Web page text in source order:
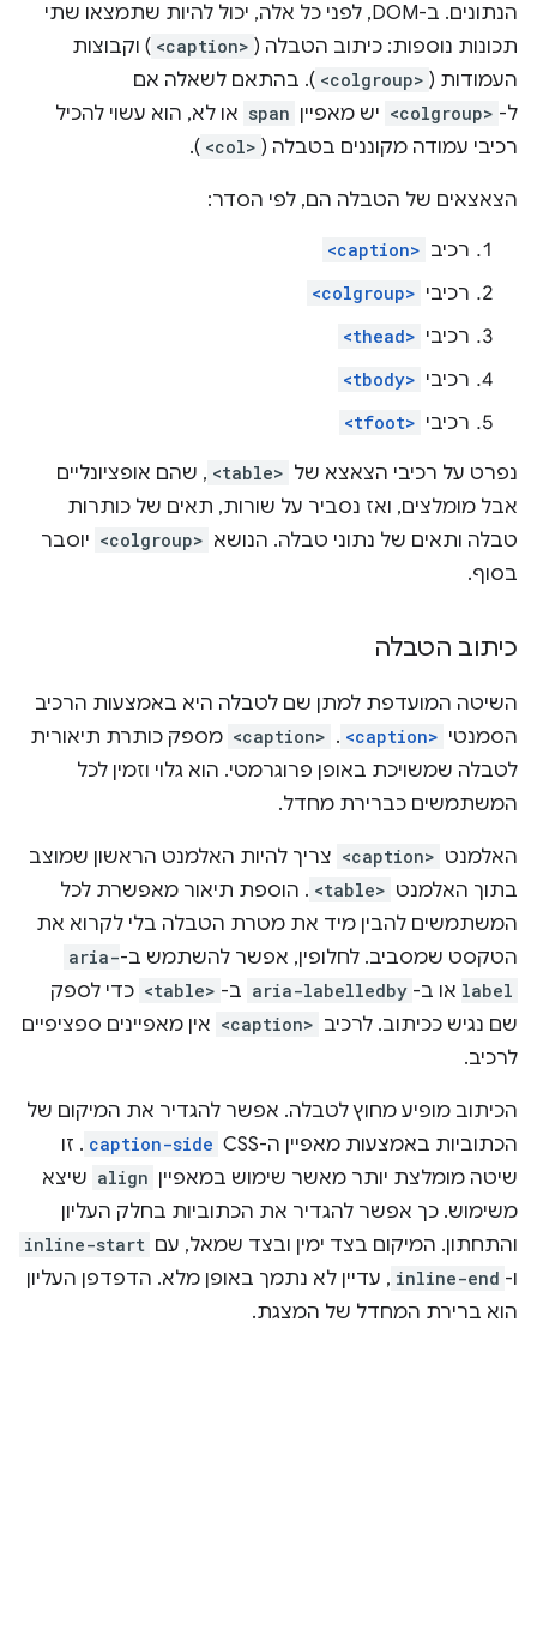
הנתונים. ב-DOM, לפני כל אלה, יכול להיות שתמצאו שתי
תכונות נוספות: כיתוב הטבלה ( <caption> ) וקבוצות
העמודות ( <colgroup> ). בהתאם לשאלה אם
ל- <colgroup> יש מאפיין span או לא, הוא עשוי להכיל
רכיבי עמודה מקוננים בטבלה ( <col>
).
הצאצאים של הטבלה הם, לפי הסדר:
רכיב <caption>
רכיבי <colgroup>
רכיבי <thead>
רכיבי <tbody>
רכיבי <tfoot>
נפרט על רכיבי הצאצא של <table> , שהם אופציונליים
אבל מומלצים, ואז נסביר על שורות, תאים של כותרות
טבלה ותאים של נתוני טבלה. הנושא <colgroup> יוסבר
בסוף.
כיתוב הטבלה
השיטה המועדפת למתן שם לטבלה היא באמצעות הרכיב
הסמנטי <caption>
. ‫
<caption> מספק כותרת תיאורית
לטבלה שמשויכת באופן פרוגרמטי. הוא גלוי וזמין לכל
המשתמשים כברירת מחדל.
האלמנט <caption> צריך להיות האלמנט הראשון שמוצב
בתוך האלמנט <table> . הוספת תיאור מאפשרת לכל
המשתמשים להבין מיד את מטרת הטבלה בלי לקרוא את
הטקסט שמסביב. לחלופין, אפשר להשתמש ב-aria-
label או ב- aria-labelledby ב- <table> כדי לספק
שם נגיש ככיתוב. לרכיב <caption> אין מאפיינים ספציפיים
לרכיב.
הכיתוב מופיע מחוץ לטבלה. אפשר להגדיר את המיקום של
הכתוביות באמצעות מאפיין ה-CSS‏
caption-side . זו
שיטה מומלצת יותר מאשר שימוש במאפיין align שיצא
משימוש. כך אפשר להגדיר את הכתוביות בחלק העליון
והתחתון. המיקום בצד ימין ובצד שמאל, עם inline-start
ו- inline-end , עדיין לא נתמך באופן מלא. הדפדפן העליון
הוא ברירת המחדל של המצגת.